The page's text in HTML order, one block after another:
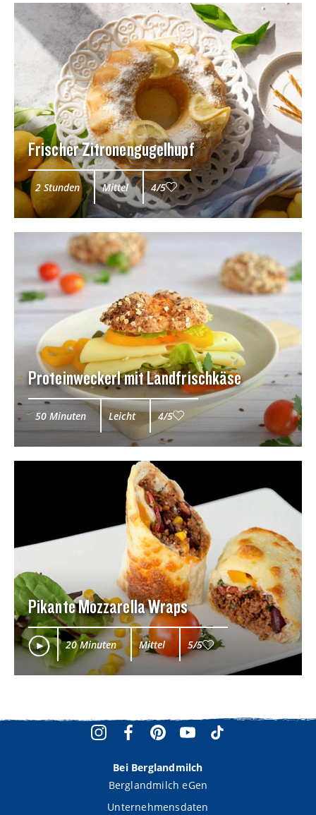
Frischer Zitronengugelhupf
2 Stunden Mittel 4/5
Proteinweckerl mit Landfrischkäse
50 Minuten Leicht 4/5
Pikante Mozzarella Wraps
20 Minuten Mittel 5/5
Bei Berglandmilch
Berglandmilch eGen
Unternehmensdaten